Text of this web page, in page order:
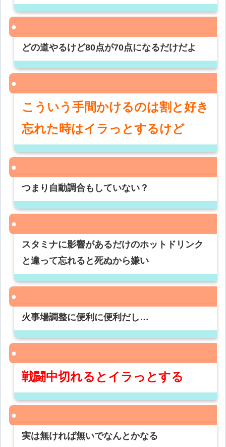
どの道やるけど80点が70点になるだけだよ
こういう手間かけるのは割と好き
忘れた時はイラっとするけど
つまり自動調合もしていない？
スタミナに影響があるだけのホットドリンク
と違って忘れると死ぬから嫌い
火事場調整に便利に便利だし…
戦闘中切れるとイラっとする
実は無ければ無いでなんとかなる